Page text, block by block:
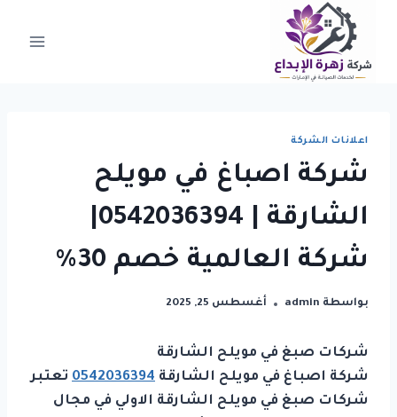
التجاوز
المحتوى
اعلانات الشركة
شركة اصباغ في مويلح
شركة العالمية خصم 30%
بواسطة admin أغسطس 25, 2025
شركات صبغ في مويلح الشارقة
شركة اصباغ في مويلح الشارقة 0542036394 تعتبر
شركات صبغ في مويلح الشارقة الاولي في مجال